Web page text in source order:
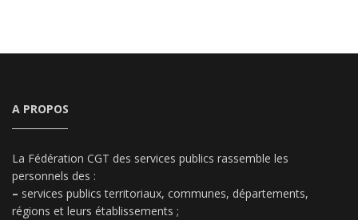
A PROPOS
La Fédération CGT des services publics rassemble les
personnels des :
– services publics territoriaux, communes, départements,
régions et leurs établissements ;